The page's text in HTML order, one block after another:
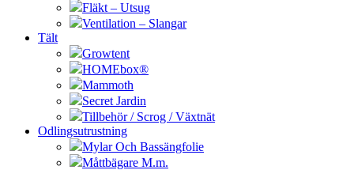
Fläkt – Utsug
Ventilation – Slangar
Tält
Growtent
HOMEbox®
Mammoth
Secret Jardin
Tillbehör / Scrog / Växtnät
Odlingsutrustning
Mylar Och Bassängfolie
Måttbägare M.m.